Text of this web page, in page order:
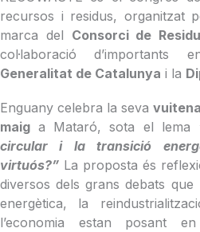
recursos i residus, organitzat
marca del Consorci de
col·laboració
Generalitat de Catalunya i la
Enguany celebra la seva
maig a Mataró, sota el lema
circular i la transició
virtuós?” La proposta és
diversos dels grans debats
energètica, la
l’economia estan posant